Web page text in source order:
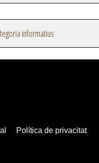
informatius
Política de privacitat